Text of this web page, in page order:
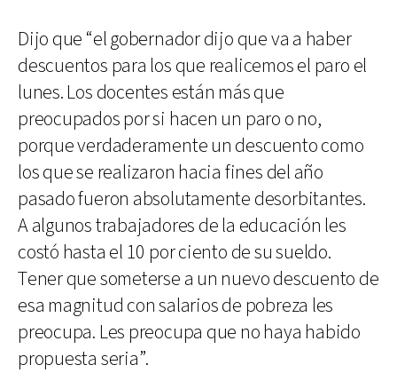
Dijo que “el gobernador dijo que va a haber
descuentos para los que realicemos el paro el
lunes. Los docentes están más que
preocupados por si hacen un paro o no,
porque verdaderamente un descuento como
los que se realizaron hacia fines del año
pasado fueron absolutamente desorbitantes.
A algunos trabajadores de la educación les
costó hasta el 10 por ciento de su sueldo.
Tener que someterse a un nuevo descuento de
esa magnitud con salarios de pobreza les
preocupa. Les preocupa que no haya habido
propuesta seria”.